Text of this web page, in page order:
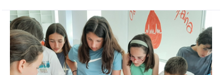
Irudia